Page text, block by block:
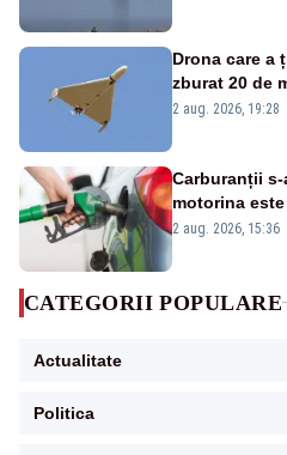
Drona care a
zburat 20 de
României. Au
2 aug. 2026, 19:28
Carburanții
motorina
2 aug. 2026, 15:36
CATEGORII POPULARE
Actualitate
Politica